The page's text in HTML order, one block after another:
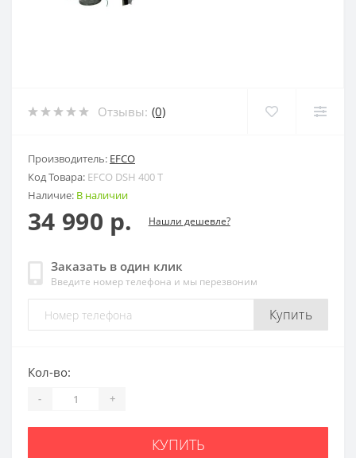
Отзывы: (0)
Производитель: EFCO
Код Товара: EFCO DSH 400 T
Наличие: В наличии
34 990 р. Нашли дешевле?
Заказать в один клик
Введите номер телефона и мы перезвоним
Купить
Кол-во:
- +
КУПИТЬ